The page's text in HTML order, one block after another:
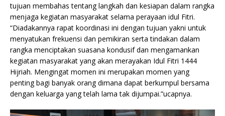
tujuan membahas tentang langkah dan kesiapan dalam rangka
menjaga kegiatan masyarakat selama perayaan idul Fitri.
“Diadakannya rapat koordinasi ini dengan tujuan yakni untuk
menyatukan frekuensi dan pemikiran serta tindakan dalam
rangka menciptakan suasana kondusif dan mengamankan
kegiatan masyarakat yang akan merayakan Idul Fitri 1444
Hijriah. Mengingat momen ini merupakan momen yang
penting bagi banyak orang dimana dapat berkumpul bersama
dengan keluarga yang telah lama tak dijumpai.”ucapnya.